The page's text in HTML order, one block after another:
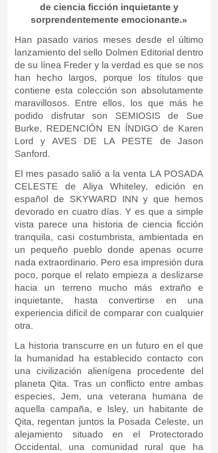
de ciencia ficción inquietante y
sorprendentemente emocionante.»
Han pasado varios meses desde el último
lanzamiento del sello Dolmen Editorial dentro
de su línea Freder y la verdad es que se nos
han hecho largos, porque los títulos que
contiene esta colección son absolutamente
maravillosos. Entre ellos, los que más he
podido disfrutar son SEMIOSIS de Sue
Burke, REDENCIÓN EN ÍNDIGO de Karen
Lord y AVES DE LA PESTE de Jason
Sanford.
El mes pasado salió a la venta LA POSADA
CELESTE de Aliya Whiteley, edición en
español de SKYWARD INN y que hemos
devorado en cuatro días. Y es que a simple
vista parece una historia de ciencia ficción
tranquila, casi costumbrista, ambientada en
un pequeño pueblo donde apenas ocurre
nada extraordinario. Pero esa impresión dura
poco, porque el relato empieza a deslizarse
hacia un terreno mucho más extraño e
inquietante, hasta convertirse en una
experiencia difícil de comparar con cualquier
otra.
La historia transcurre en un futuro en el que
la humanidad ha establecido contacto con
una civilización alienígena procedente del
planeta Qita. Tras un conflicto entre ambas
especies, Jem, una veterana humana de
aquella campaña, e Isley, un habitante de
Qita, regentan juntos la Posada Celeste, un
alejamiento situado en el Protectorado
Occidental, una comunidad rural que ha